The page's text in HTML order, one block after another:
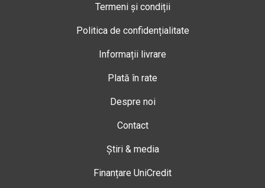
Termeni și condiții
Politica de confidențialitate
Informații livrare
Plată în rate
Despre noi
Contact
Știri & media
Finanțare UniCredit